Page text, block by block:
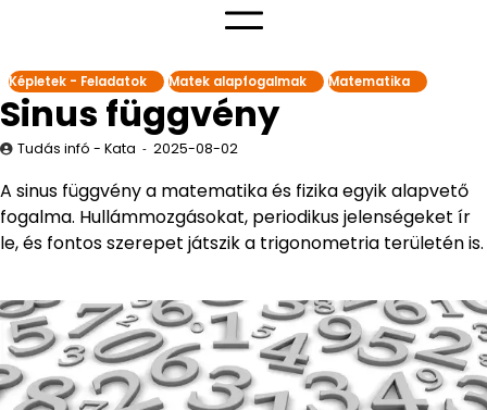
Képletek - Feladatok Matek alapfogalmak Matematika
Sinus függvény
Tudás infó - Kata 2025-08-02
A sinus függvény a matematika és fizika egyik alapvető
fogalma. Hullámmozgásokat, periodikus jelenségeket ír
le, és fontos szerepet játszik a trigonometria területén is.